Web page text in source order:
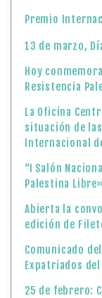
Premio
13 de marzo,
Hoy
Resistencia
La Oficina
situación de
Internacional
“I Salón
Palestina Libre»
Abierta la
edición de
Comunicado
Expatriados
25 de febrero: